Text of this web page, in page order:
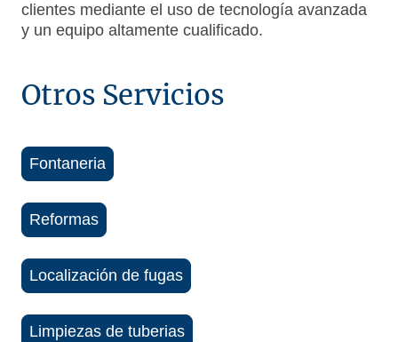
clientes mediante el uso de tecnología avanzada
y un equipo altamente cualificado.
Otros Servicios
Fontaneria
Reformas
Localización de fugas
Limpiezas de tuberias